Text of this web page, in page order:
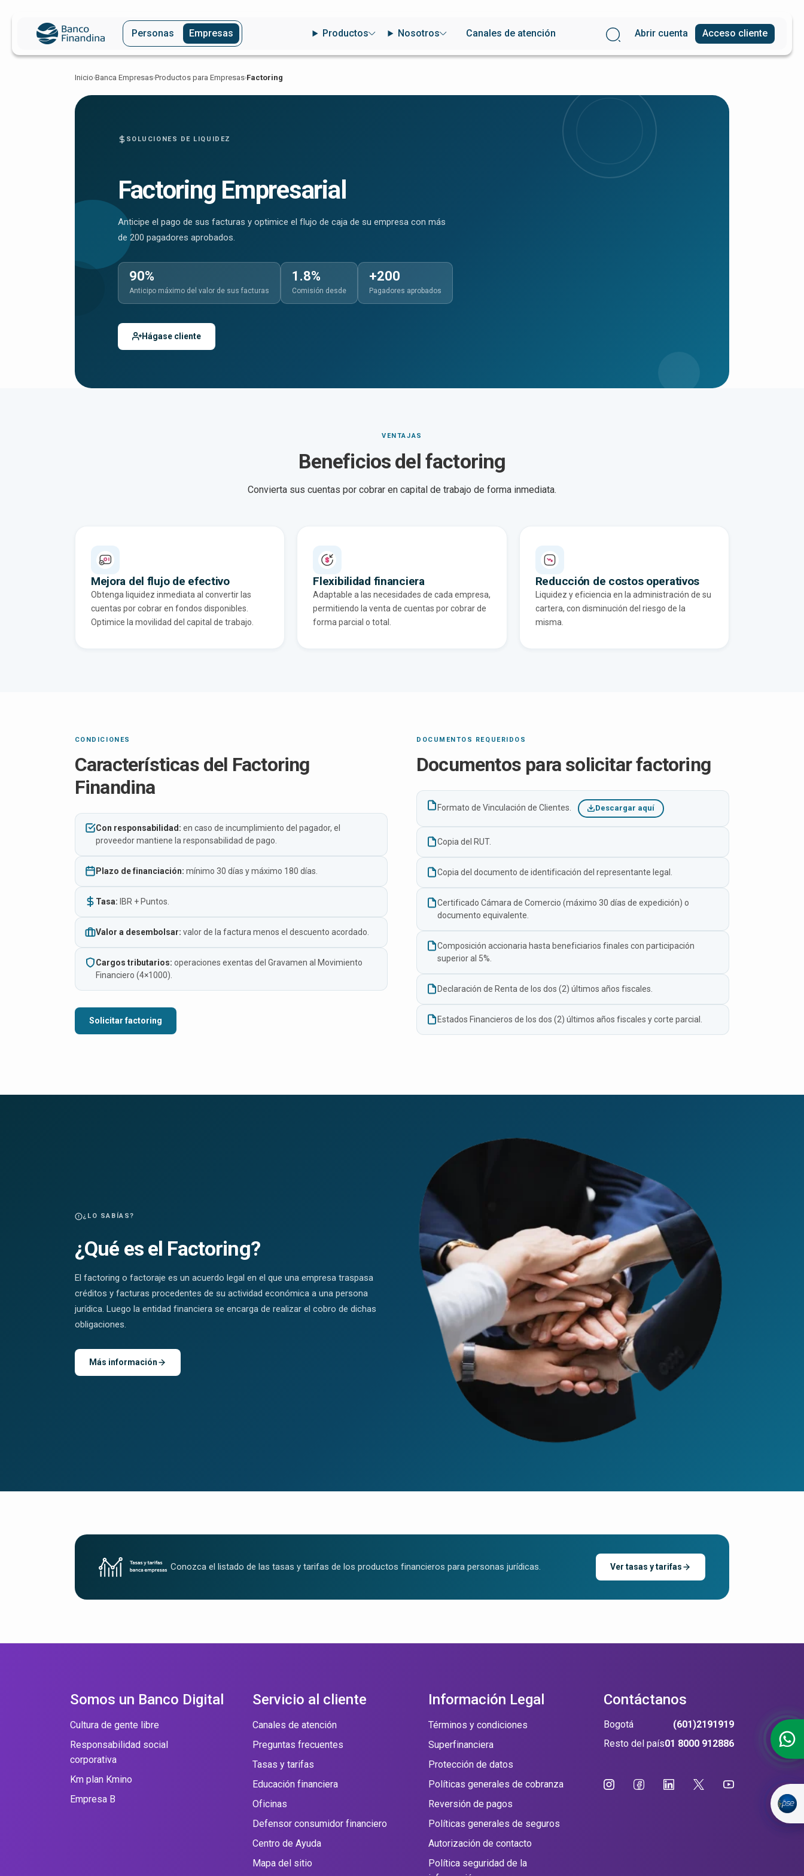
Personas Empresas Productos Nosotros Canales de atención Abrir cuenta Acceso cliente
Inicio›Banca Empresas›Productos para Empresas›Factoring
SOLUCIONES DE LIQUIDEZ
Factoring Empresarial
Anticipe el pago de sus facturas y optimice el flujo de caja de su empresa con más
de 200 pagadores aprobados.
90%
Anticipo máximo del valor de sus facturas
1.8%
Comisión desde
+200
Pagadores aprobados
Hágase cliente
VENTAJAS
Beneficios del factoring
Convierta sus cuentas por cobrar en capital de trabajo de forma inmediata.
Mejora del flujo de efectivo
Obtenga liquidez inmediata al convertir las
cuentas por cobrar en fondos disponibles.
Optimice la movilidad del capital de trabajo.
Flexibilidad financiera
Adaptable a las necesidades de cada empresa,
permitiendo la venta de cuentas por cobrar de
forma parcial o total.
Reducción de costos operativos
Liquidez y eficiencia en la administración de su
cartera, con disminución del riesgo de la
misma.
CONDICIONES
Características del Factoring
Finandina
Con responsabilidad: en caso de incumplimiento del pagador, el
proveedor mantiene la responsabilidad de pago.
Plazo de financiación: mínimo 30 días y máximo 180 días.
Tasa: IBR + Puntos.
Valor a desembolsar: valor de la factura menos el descuento acordado.
Cargos tributarios: operaciones exentas del Gravamen al Movimiento
Financiero (4×1000).
Solicitar factoring
DOCUMENTOS REQUERIDOS
Documentos para solicitar factoring
Formato de Vinculación de Clientes. Descargar aquí
Copia del RUT.
Copia del documento de identificación del representante legal.
Certificado Cámara de Comercio (máximo 30 días de expedición) o
documento equivalente.
Composición accionaria hasta beneficiarios finales con participación
superior al 5%.
Declaración de Renta de los dos (2) últimos años fiscales.
Estados Financieros de los dos (2) últimos años fiscales y corte parcial.
¿LO SABÍAS?
¿Qué es el Factoring?
El factoring o factoraje es un acuerdo legal en el que una empresa traspasa
créditos y facturas procedentes de su actividad económica a una persona
jurídica. Luego la entidad financiera se encarga de realizar el cobro de dichas
obligaciones.
Más información
Conozca el listado de las tasas y tarifas de los productos financieros para personas jurídicas. Ver tasas y tarifas
Somos un Banco Digital
Cultura de gente libre
Responsabilidad social
corporativa
Km plan Kmino
Empresa B
Servicio al cliente
Canales de atención
Preguntas frecuentes
Tasas y tarifas
Educación financiera
Oficinas
Defensor consumidor financiero
Centro de Ayuda
Mapa del sitio
Información Legal
Términos y condiciones
Superfinanciera
Protección de datos
Políticas generales de cobranza
Reversión de pagos
Políticas generales de seguros
Autorización de contacto
Política seguridad de la
Contáctanos
Bogotá
(601)2191919
Resto del país01 8000 912886